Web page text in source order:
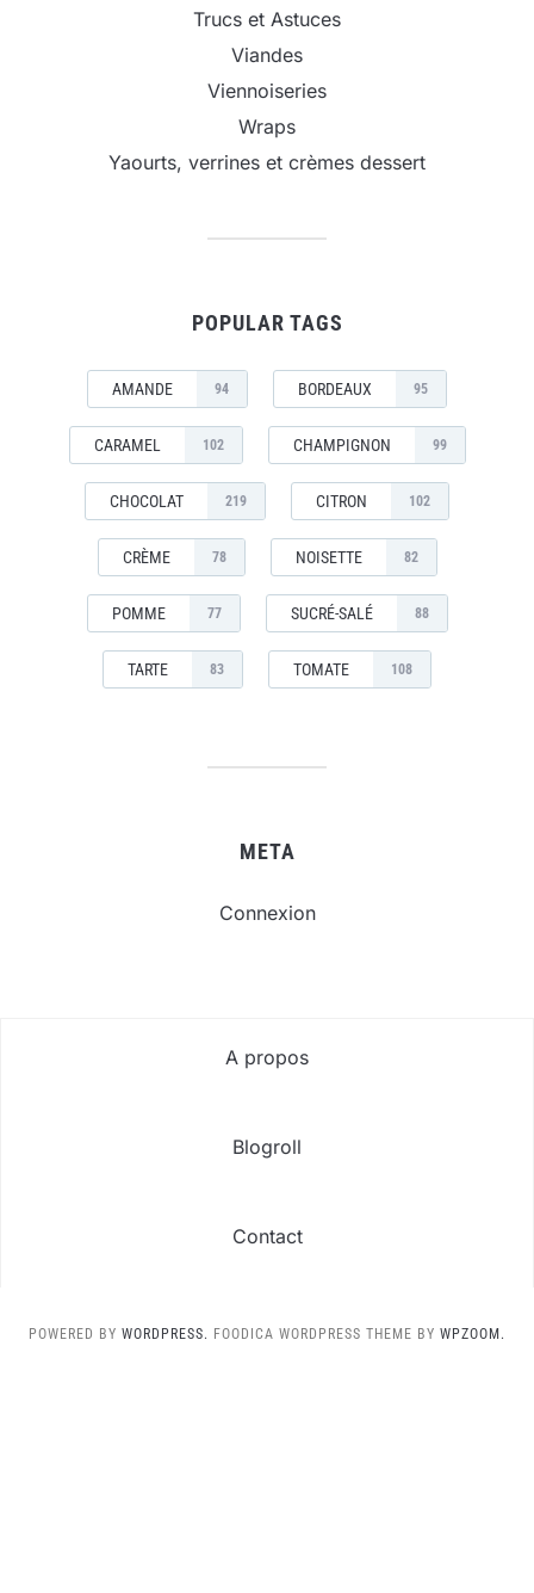
Trucs et Astuces
Viandes
Viennoiseries
Wraps
Yaourts, verrines et crèmes dessert
POPULAR TAGS
AMANDE 94 BORDEAUX 95
CARAMEL 102 CHAMPIGNON 99
CHOCOLAT 219 CITRON 102
CRÈME 78 NOISETTE 82
POMME 77 SUCRÉ-SALÉ 88
TARTE 83 TOMATE 108
META
Connexion
A propos
Blogroll
Contact
POWERED BY WORDPRESS. FOODICA WORDPRESS THEME BY WPZOOM.